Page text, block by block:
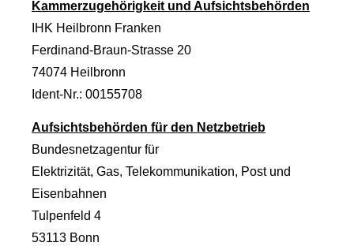
Kammerzugehörigkeit und Aufsichtsbehörden
IHK Heilbronn Franken
Ferdinand-Braun-Strasse 20
74074 Heilbronn
Ident-Nr.: 00155708
Aufsichtsbehörden für den Netzbetrieb
Bundesnetzagentur für
Elektrizität, Gas, Telekommunikation, Post und
Eisenbahnen
Tulpenfeld 4
53113 Bonn